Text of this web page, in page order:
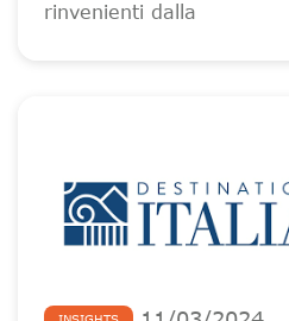
rinvenienti dalla